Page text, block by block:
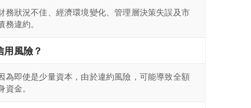
務狀況不佳、經濟環境變化、管理層決策失誤及市
違約。
用風險？
為即使是少量資本，由於違約風險，可能導致全額
金。